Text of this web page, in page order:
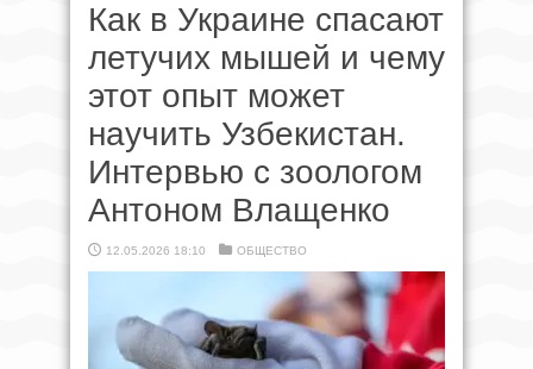
Как в Украине спасают
летучих мышей и чему
этот опыт может
научить Узбекистан.
Интервью с зоологом
Антоном Влащенко
12.05.2026 18:10 ОБЩЕСТВО